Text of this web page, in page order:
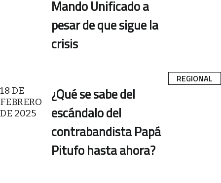
REGIONAL
Mando Unificado a
pesar de que sigue la
crisis
18 DE
FEBRERO
DE 2025
¿Qué se sabe del
escándalo del
contrabandista Papá
Pitufo hasta ahora?